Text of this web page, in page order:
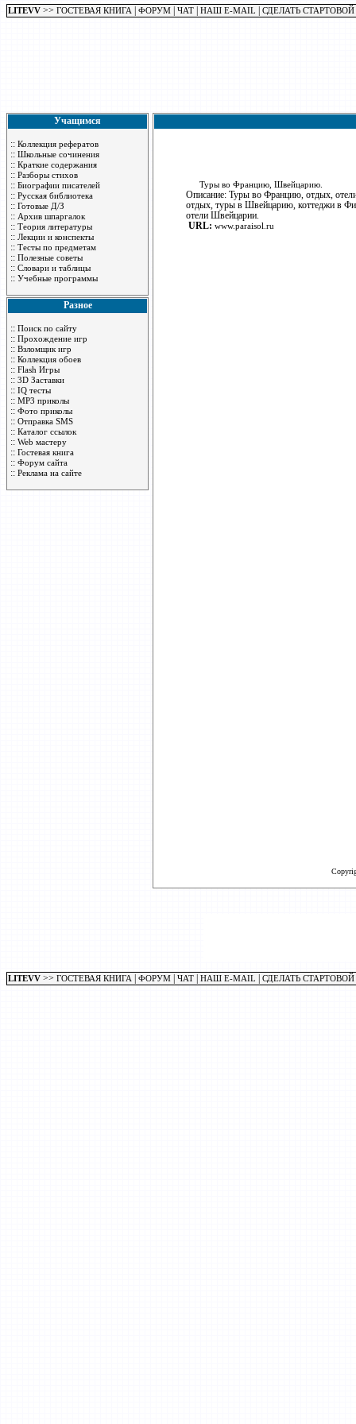
LITEVV >> ГОСТЕВАЯ КНИГА ФОРУМ ЧАТ НАШ E-MAIL СДЕЛАТЬ СТАРТОВОЙ
Учащимся
:: Коллекция рефератов
:: Школьные сочинения
:: Краткие содержания
:: Разборы стихов
:: Биографии писателей
:: Русская библиотека
:: Готовые Д/З
:: Архив шпаргалок
:: Теория литературы
:: Лекции и конспекты
:: Тесты по предметам
:: Полезные советы
:: Словари и таблицы
:: Учебные программы
Разное
:: Поиск по сайту
:: Прохождение игр
:: Взломщик игр
:: Коллекция обоев
:: Flash Игры
:: 3D Заставки
:: IQ тесты
:: MP3 приколы
:: Фото приколы
:: Отправка SMS
:: Каталог ссылок
:: Web мастеру
:: Гостевая книга
:: Форум сайта
:: Реклама на сайте
Туры во Францию, Швейцарию.
Описание: Туры во Францию, отдых,
отдых, туры в Швейцарию, коттеджи в
отели Швейцарии.
URL: www.paraisol.ru
LITEVV >> ГОСТЕВАЯ КНИГА ФОРУМ ЧАТ НАШ E-MAIL СДЕЛАТЬ СТАРТОВОЙ